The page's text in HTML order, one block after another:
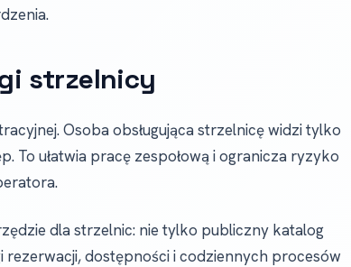
strzelnicy
Osoba obsługująca strzelnicę widzi tylko
ułatwia pracę zespołową i ogranicza ryzyko
dla strzelnic: nie tylko publiczny katalog
dostępności i codziennych procesów